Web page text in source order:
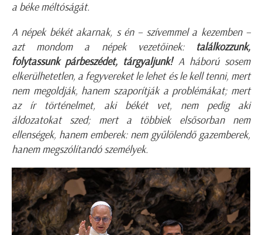
a béke méltóságát.
A népek békét akarnak, s én – szívemmel a kezemben –
azt mondom a népek vezetőinek: találkozzunk,
folytassunk párbeszédet, tárgyaljunk!A háború sosem
elkerülhetetlen, a fegyvereket le lehet és le kell tenni, mert
nem megoldják, hanem szaporítják a problémákat; mert
az ír történelmet, aki békét vet, nem pedig aki
áldozatokat szed; mert a többiek elsősorban nem
ellenségek, hanem emberek: nem gyűlölendő gazemberek,
hanem megszólítandó személyek.